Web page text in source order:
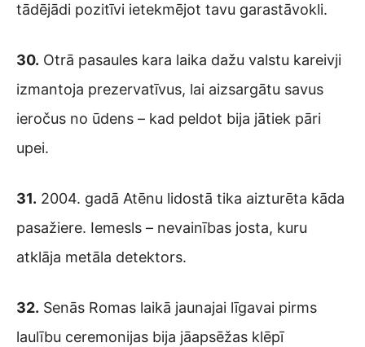
tādējādi pozitīvi ietekmējot tavu garastāvokli.
30. Otrā pasaules kara laika dažu valstu kareivji
izmantoja prezervatīvus, lai aizsargātu savus
ieročus no ūdens – kad peldot bija jātiek pāri
upei.
31. 2004. gadā Atēnu lidostā tika aizturēta kāda
pasažiere. Iemesls – nevainības josta, kuru
atklāja metāla detektors.
32. Senās Romas laikā jaunajai līgavai pirms
laulību ceremonijas bija jāapsēžas klēpī